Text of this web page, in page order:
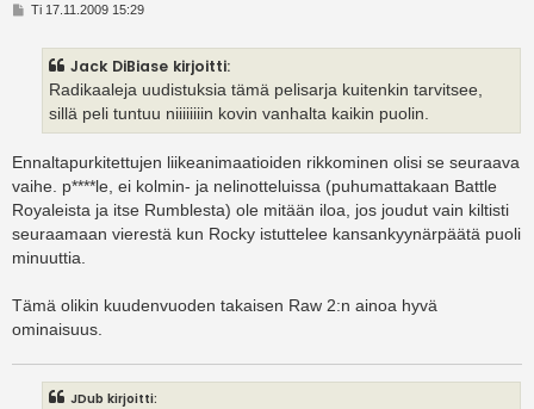
VTi 17.11.2009 15:29
Jack DiBiase kirjoitti:
Radikaaleja uudistuksia tämä pelisarja kuitenkin tarvitsee,
sillä peli tuntuu niiiiiiiin kovin vanhalta kaikin puolin.
Ennaltapurkitettujen liikeanimaatioiden rikkominen olisi se seuraava
vaihe. p****le, ei kolmin- ja nelinotteluissa (puhumattakaan Battle
Royaleista ja itse Rumblesta) ole mitään iloa, jos joudut vain kiltisti
seuraamaan vierestä kun Rocky istuttelee kansankyynärpäätä puoli
minuuttia.
Tämä olikin kuudenvuoden takaisen Raw 2:n ainoa hyvä
ominaisuus.
JDub kirjoitti: